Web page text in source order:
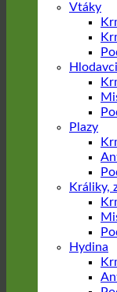
Vtáky
Hlodavci
Plazy
Králiky,
Hydina